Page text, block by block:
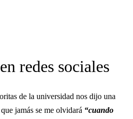
redes sociales
de la universidad nos dijo una
jamás se me olvidará “cuando